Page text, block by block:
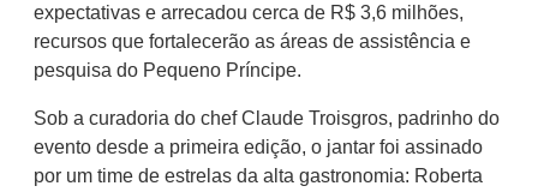
expectativas e arrecadou cerca de R$ 3,6 milhões,
recursos que fortalecerão as áreas de assistência e
pesquisa do Pequeno Príncipe.
Sob a curadoria do chef Claude Troisgros, padrinho do
evento desde a primeira edição, o jantar foi assinado
por um time de estrelas da alta gastronomia: Roberta